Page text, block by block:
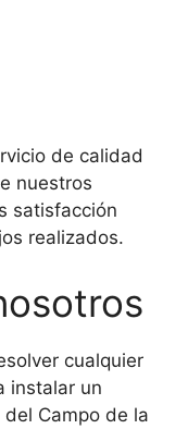
de calidad
nuestros
satisfacción
realizados.
cualquier
instalar un
Campo de la